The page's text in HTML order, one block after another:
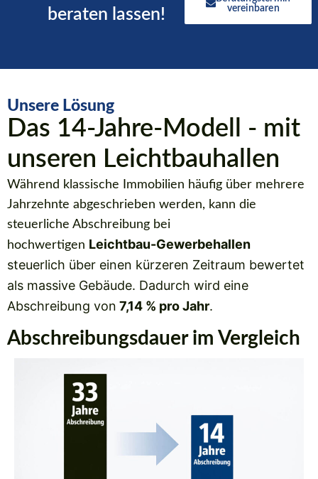
beraten lassen!
vereinbaren
Unsere Lösung
Das 14-Jahre-Modell - mit
unseren Leichtbauhallen
Während klassische Immobilien häufig über mehrere
Jahrzehnte abgeschrieben werden, kann die
steuerliche Abschreibung bei
hochwertigen Leichtbau-Gewerbehallen
steuerlich über einen kürzeren Zeitraum bewertet
als massive Gebäude. Dadurch wird eine
Abschreibung von 7,14 % pro Jahr.
Abschreibungsdauer im Vergleich